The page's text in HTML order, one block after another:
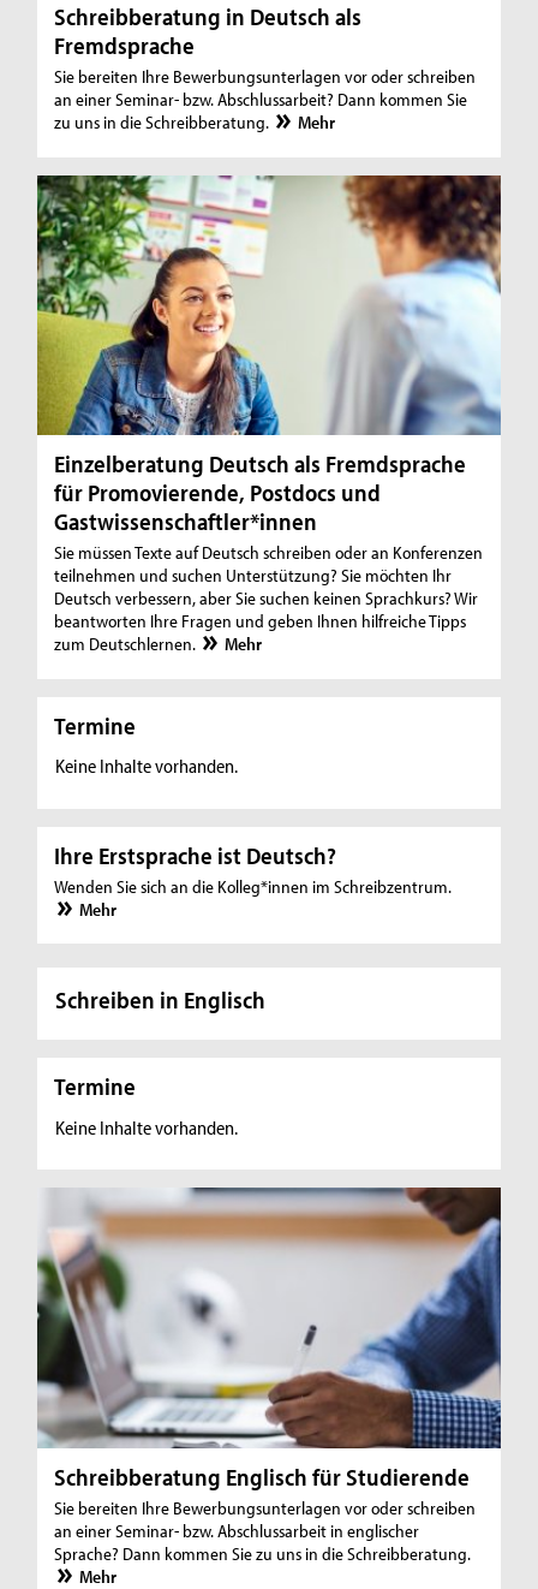
Schreibberatung in Deutsch als
Fremdsprache
Sie bereiten Ihre Bewerbungsunterlagen vor oder schreiben
an einer Seminar- bzw. Abschlussarbeit? Dann kommen Sie
zu uns in die Schreibberatung.
Mehr
Einzelberatung Deutsch als Fremdsprache
für Promovierende, Postdocs und
Gastwissenschaftler*innen
Sie müssen Texte auf Deutsch schreiben oder an Konferenzen
teilnehmen und suchen Unterstützung? Sie möchten Ihr
Deutsch verbessern, aber Sie suchen keinen Sprachkurs? Wir
beantworten Ihre Fragen und geben Ihnen hilfreiche Tipps
zum Deutschlernen.
Mehr
Termine
Keine Inhalte vorhanden.
Ihre Erstsprache ist Deutsch?
Wenden Sie sich an die Kolleg*innen im Schreibzentrum.
Mehr
Schreiben in Englisch
Termine
Keine Inhalte vorhanden.
Schreibberatung Englisch für Studierende
Sie bereiten Ihre Bewerbungsunterlagen vor oder schreiben
an einer Seminar- bzw. Abschlussarbeit in englischer
Sprache? Dann kommen Sie zu uns in die Schreibberatung.
Mehr